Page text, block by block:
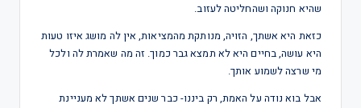
שהיא חנוקה ושהחליטה לעזוב.
כזאת היא אשתך, הזויה, מנותקת מהמציאות, אין לה מושג איזו טעות
היא עושה, בחיים היא לא תמצא גבר כמוך. זה מה שאמרת לה ולכל
מי שרצה לשמוע אותך.
אבל בוא נודה על האמת, רק ביננו- כבר שנים אשתך לא מעניינת